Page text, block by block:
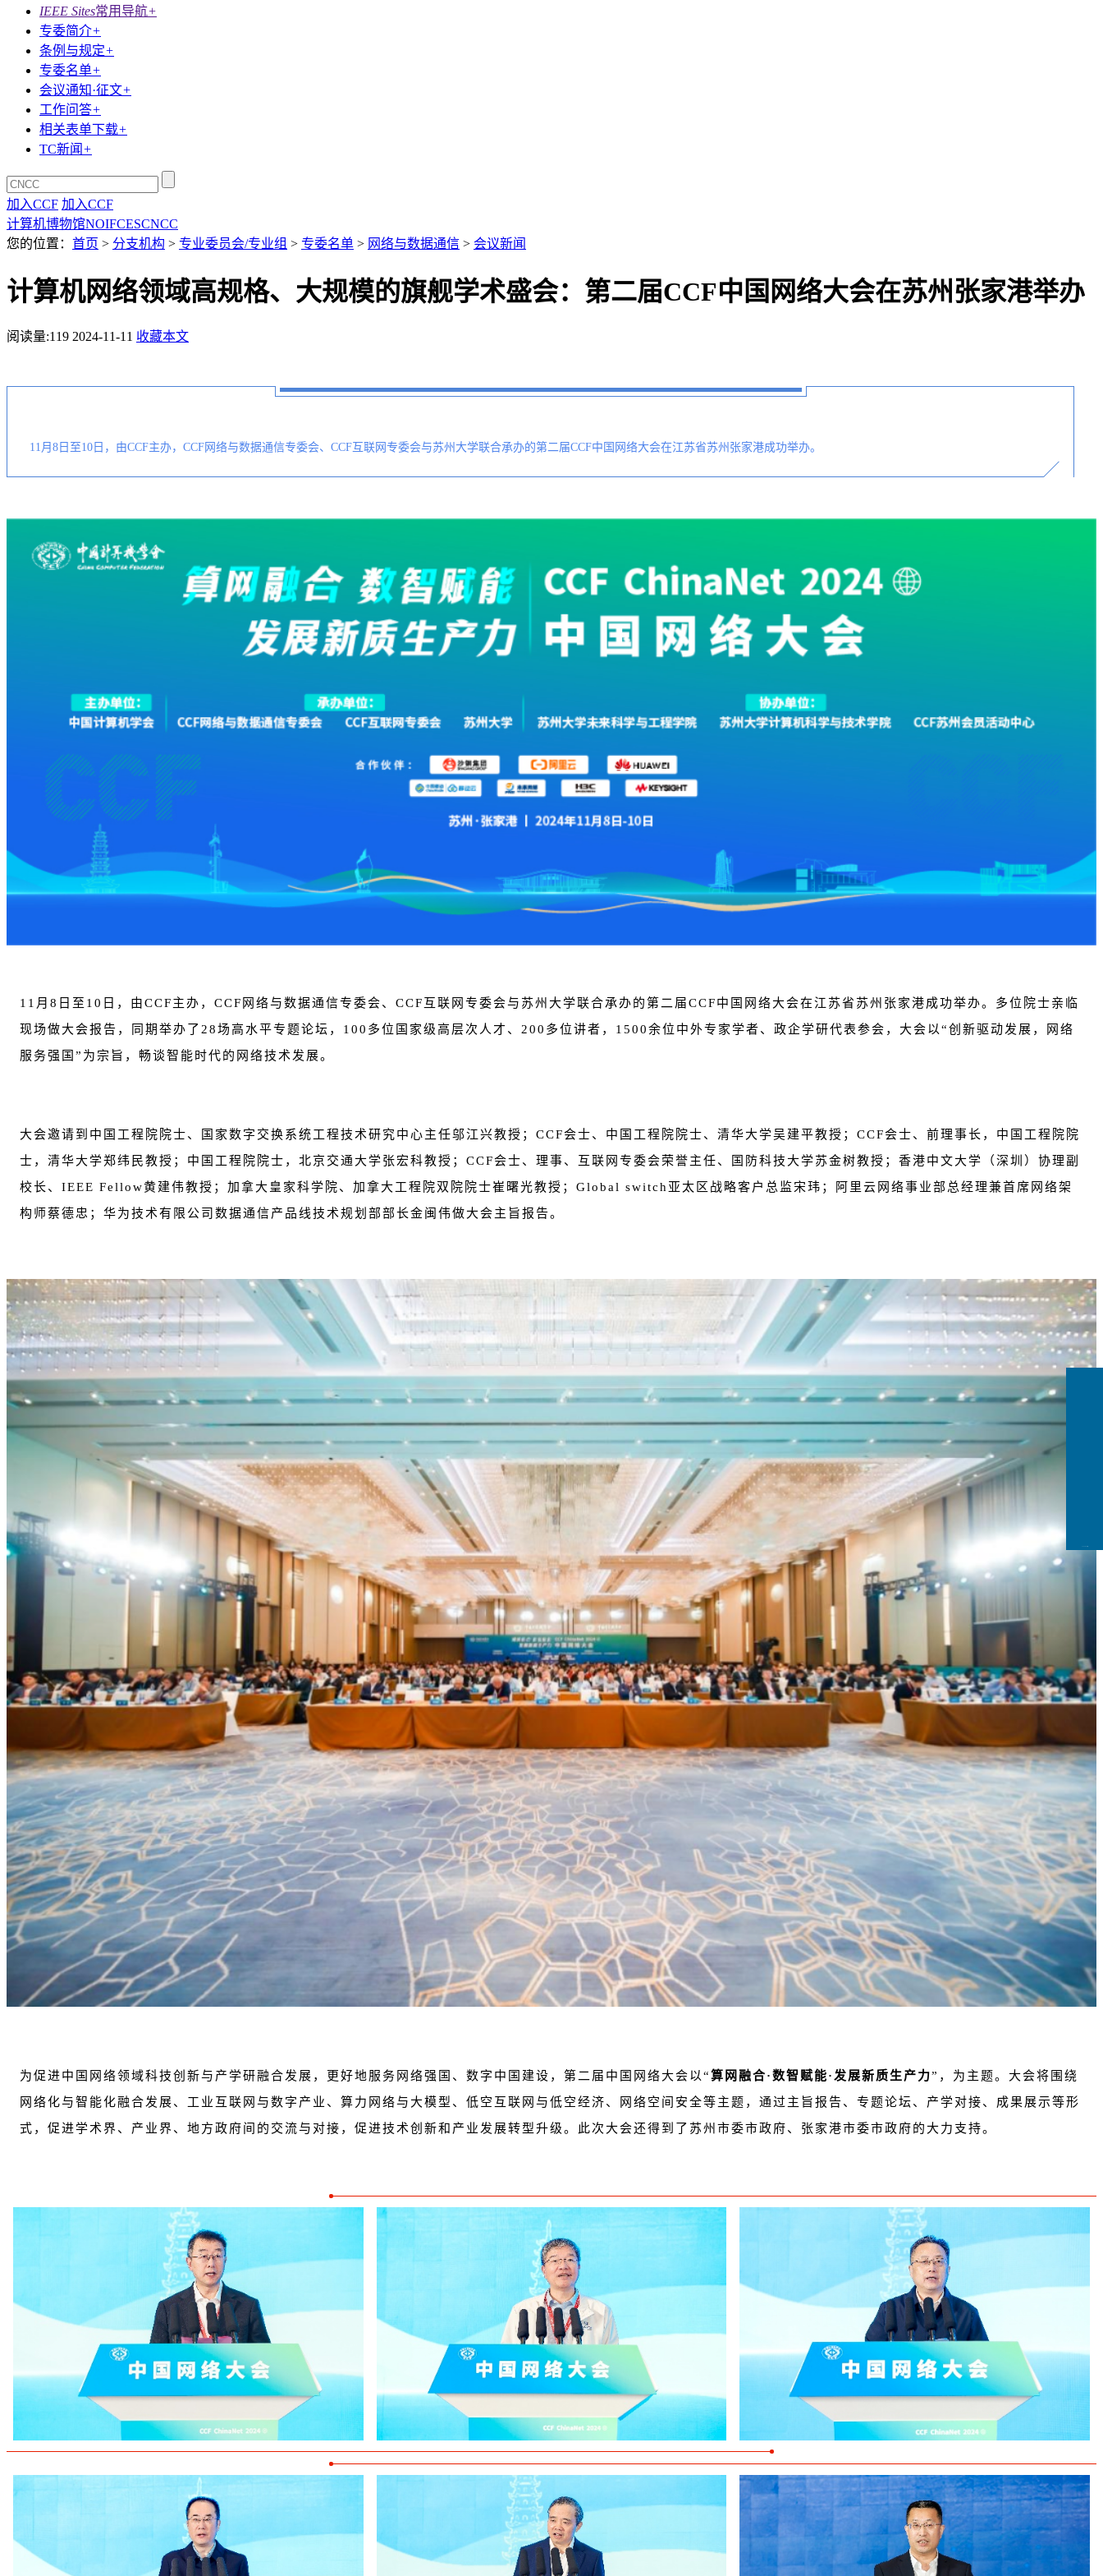
IEEE Sites常用导航+
专委简介+
条例与规定+
专委名单+
会议通知·征文+
工作问答+
相关表单下载+
TC新闻 +
加入CCF 加入CCF
计算机博物馆NOIFCESCNCC
您的位置： 首页 > 分支机构 > 专业委员会/专业组 > 专委名单 > 网络与数据通信 > 会议新闻
计算机网络领域高规格、大规模的旗舰学术盛会：第二届CCF中国网络大会在苏州张家港举办
阅读量:119 2024-11-11 收藏本文
11月8日至10日，由CCF主办，CCF网络与数据通信专委会、CCF互联网专委会与苏州大学联合承办的第二届CCF中国网络大会在江苏省苏州张家港成功举办。
11月8日至10日，由CCF主办，CCF网络与数据通信专委会、CCF互联网专委会与苏州大学联合承办的第二届CCF中国网络大会在江苏省苏州张家港成功举办。多位院士亲临
现场做大会报告，同期举办了28场高水平专题论坛，100多位国家级高层次人才、200多位讲者，1500余位中外专家学者、政企学研代表参会，大会以“创新驱动发展，网络
服务强国”为宗旨，畅谈智能时代的网络技术发展。
大会邀请到中国工程院院士、国家数字交换系统工程技术研究中心主任邬江兴教授；CCF会士、中国工程院院士、清华大学吴建平教授；CCF会士、前理事长，中国工程院院
士，清华大学郑纬民教授；中国工程院院士，北京交通大学张宏科教授；CCF会士、理事、互联网专委会荣誉主任、国防科技大学苏金树教授；香港中文大学（深圳）协理副
校长、IEEE Fellow黄建伟教授；加拿大皇家科学院、加拿大工程院双院院士崔曙光教授；Global switch亚太区战略客户总监宋玮；阿里云网络事业部总经理兼首席网络架
构师蔡德忠；华为技术有限公司数据通信产品线技术规划部部长金闽伟做大会主旨报告。
为促进中国网络领域科技创新与产学研融合发展，更好地服务网络强国、数字中国建设，第二届中国网络大会以“算网融合·数智赋能·发展新质生产力”，为主题。大会将围绕
网络化与智能化融合发展、工业互联网与数字产业、算力网络与大模型、低空互联网与低空经济、网络空间安全等主题，通过主旨报告、专题论坛、产学对接、成果展示等形
式，促进学术界、产业界、地方政府间的交流与对接，促进技术创新和产业发展转型升级。此次大会还得到了苏州市委市政府、张家港市委市政府的大力支持。